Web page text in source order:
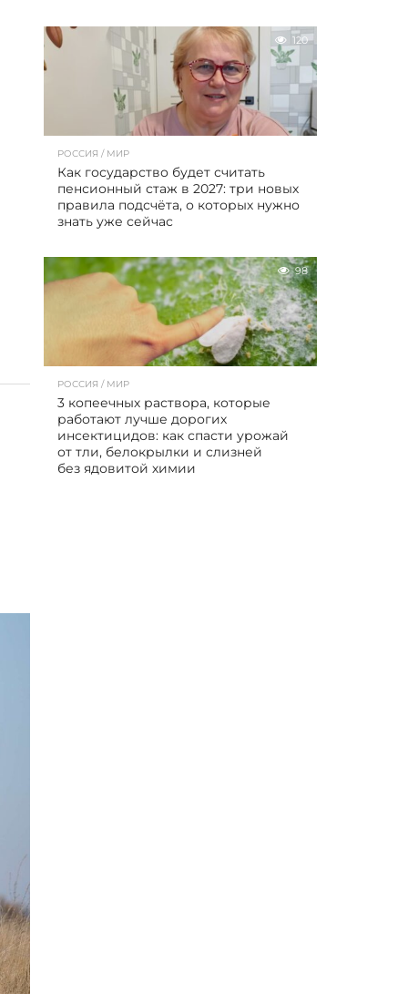
120
РОССИЯ / МИР
Как государство будет считать
пенсионный стаж в 2027: три новых
правила подсчёта, о которых нужно
знать уже сейчас
98
РОССИЯ / МИР
3 копеечных раствора, которые
работают лучше дорогих
инсектицидов: как спасти урожай
от тли, белокрылки и слизней
без ядовитой химии